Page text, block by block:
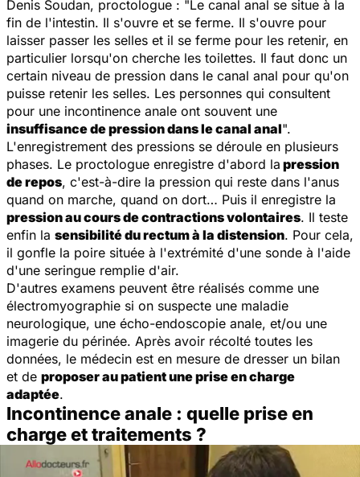
Denis Soudan, proctologue : "Le canal anal se situe à la
fin de l'intestin. Il s'ouvre et se ferme. Il s'ouvre pour
laisser passer les selles et il se ferme pour les retenir, en
particulier lorsqu'on cherche les toilettes. Il faut donc un
certain niveau de pression dans le canal anal pour qu'on
puisse retenir les selles. Les personnes qui consultent
pour une incontinence anale ont souvent une
insuffisance de pression dans le canal anal".
L'enregistrement des pressions se déroule en plusieurs
phases. Le proctologue enregistre d'abord la pression
de repos, c'est-à-dire la pression qui reste dans l'anus
quand on marche, quand on dort… Puis il enregistre la
pression au cours de contractions volontaires. Il teste
enfin la sensibilité du rectum à la distension. Pour cela,
il gonfle la poire située à l'extrémité d'une sonde à l'aide
d'une seringue remplie d'air.
D'autres examens peuvent être réalisés comme une
électromyographie si on suspecte une maladie
neurologique, une écho-endoscopie anale, et/ou une
imagerie du périnée. Après avoir récolté toutes les
données, le médecin est en mesure de dresser un bilan
et de proposer au patient une prise en charge
adaptée.
Incontinence anale : quelle prise en
charge et traitements ?